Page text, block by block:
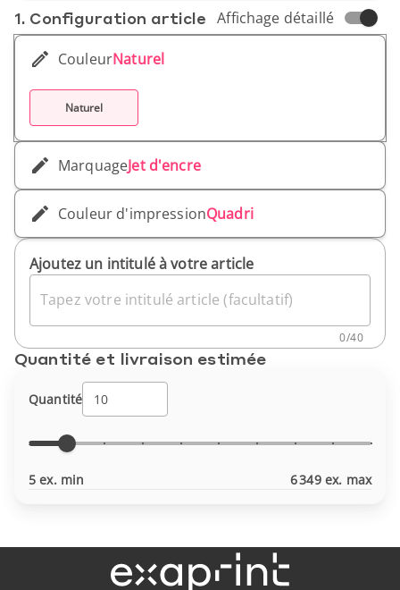
1. Conf­iguration article Affichage détaillé
CouleurNaturel
Naturel
MarquageJet d'encre
Couleur d'impressionQuadri
Ajoutez un intitulé à votre article
Tapez votre intitulé article (facultatif)
0/40
Quantité et livraison estimée
Quantité
5 ex. min 6 349 ex. max